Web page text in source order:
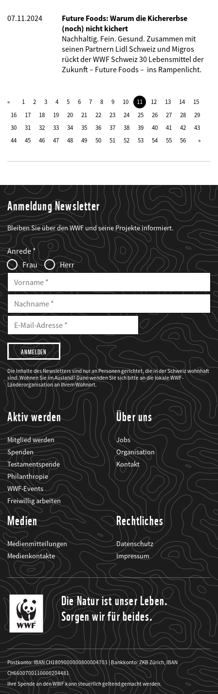
07.11.2024
Future Foods: Warum die Kichererbse
(noch) nicht kichert
Nachhaltig. Fein. Gesund. Zusammen mit
seinen Partnern Lidl Schweiz und Migros
rückt der WWF Schweiz 30 Lebensmittel der
Zukunft – Future Foods – ins Rampenlicht.
1 2 3 4 5 6 7 8 9 10 11 12 13 14
15
16
17 18 19 20 21 22 23 24 25 26 27 28
29
30
31 32 33 34 35 36 37 38 39 40 41 42
43
44
45 46 47 48 49 50 51 52 53 54 55 56
Anmeldung Newsletter
Bleiben Sie über den WWF und seine Projekte informiert.
Web2Case
Infofelder
Fieldset
anrede_name
Anrede
Frau
Herr
Vorname
Nachname
E-
Mailadresse
E-
Adresse
Ich
möchte,
dass
der
WWF
mich
über
seine
Projekte
informiert.
Die Inhalte des Newsletters sind nur an Personen gerichtet, die in der Schweiz wohnhaft
sind. Wohnen Sie im Ausland? Dann wenden Sie sich bitte an die lokale WWF-
Länderorganisation an Ihrem Wohnort.
Aktiv werden
Mitglied werden
Spenden
Testamentspende
Philanthropie
WWF-Events
Freiwillig arbeiten
Über uns
Jobs
Organisation
Kontakt
Medien
Medienmitteilungen
Medienkontakte
Rechtliches
Datenschutz
Impressum
Die Natur ist unser Leben.
Sorgen wir für beides.
Postkonto: IBAN CH1809000000800004703 | Bankkonto: ZKB Zürich, IBAN
CH6600700110000204481
Ihre Spende an den WWF kann steuerlich geltend gemacht werden.